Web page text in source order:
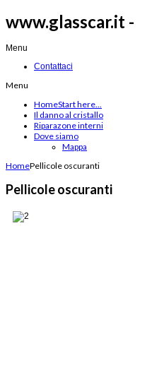
www.glasscar.it -
Menu
Contattaci
Menu
HomeStart here...
Il danno al cristallo
Riparazone interni
Dove siamo
Mappa
HomePellicole oscuranti
Pellicole oscuranti